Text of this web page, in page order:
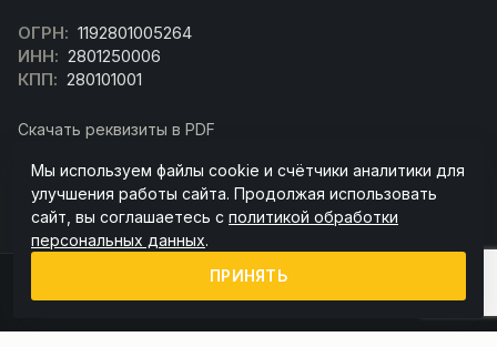
ОГРН: 1192801005264
ИНН: 2801250006
КПП: 280101001
Скачать реквизиты в PDF
(Скачать договор)
Мы используем файлы cookie и счётчики аналитики для
улучшения работы сайта. Продолжая использовать
сайт, вы соглашаетесь с политикой обработки
персональных данных.
ПРИНЯТЬ